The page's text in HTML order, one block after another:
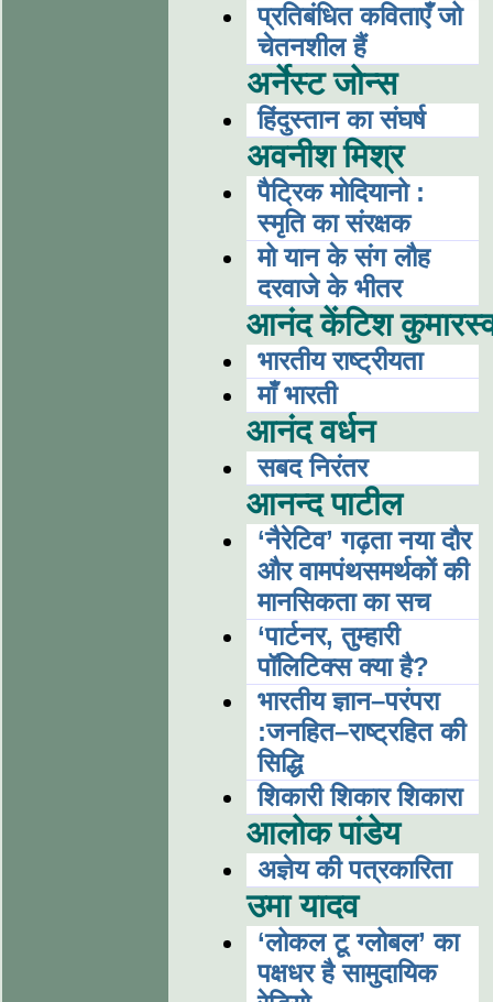
प्रतिबंधित कविताएँ जो
चेतनशील हैं
अर्नेस्ट जोन्स
हिंदुस्तान का संघर्ष
अवनीश मिश्र
पैट्रिक मोदियानो :
स्मृति का संरक्षक
मो यान के संग लौह
दरवाजे के भीतर
आनंद केंटिश
भारतीय राष्ट्रीयता
माँ भारती
आनंद वर्धन
सबद निरंतर
आनन्द पाटील
‘नैरेटिव’ गढ़ता नया दौर
और वामपंथसमर्थकों की
मानसिकता का सच
‘पार्टनर, तुम्हारी
पॉलिटिक्स क्या है?
भारतीय ज्ञान–परंपरा
:जनहित–राष्ट्रहित की
सिद्धि
शिकारी शिकार शिकारा
आलोक पांडेय
अज्ञेय की पत्रकारिता
उमा यादव
‘लोकल टू ग्लोबल’ का
पक्षधर है सामुदायिक